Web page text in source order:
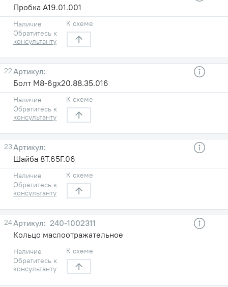
Пробка А19.01.001
Наличие
Обратитесь к
консультанту
К схеме
22
Болт М8-6gх20.88.35.016
Наличие
Обратитесь к
консультанту
К схеме
23
Шайба 8Т.65Г.06
Наличие
Обратитесь к
консультанту
К схеме
24
240-1002311
Кольцо маслоотражательное
Наличие
Обратитесь к
консультанту
К схеме